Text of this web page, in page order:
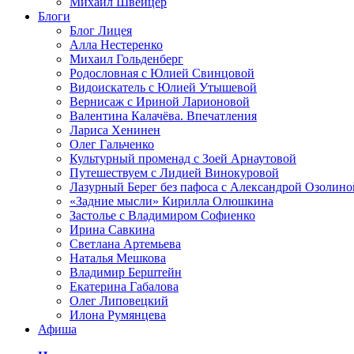
Блоги
Блог Лицея
Алла Нестеренко
Михаил Гольденберг
Родословная с Юлией Свинцовой
Видоискатель с Юлией Утышевой
Вернисаж с Ириной Ларионовой
Валентина Калачёва. Впечатления
Лариса Хенинен
Олег Гальченко
Культурный променад с Зоей Арнаутовой
Путешествуем с Лидией Винокуровой
Лазурный Берег без пафоса с Александрой
«Задние мысли» Кирилла Олюшкина
Застолье с Владимиром Софиенко
Ирина Савкина
Светлана Артемьева
Наталья Мешкова
Владимир Берштейн
Екатерина Габалова
Олег Липовецкий
Илона Румянцева
Афиша